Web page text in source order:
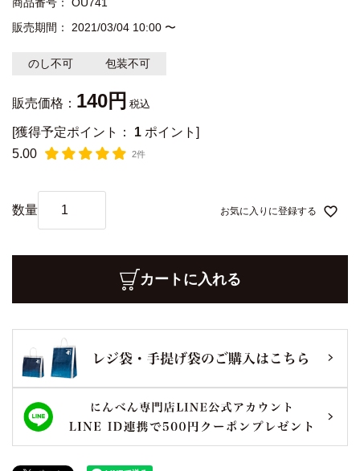
商品番号
OU741
販売期間
2021/03/04 10:00 〜
のし不可 包装不可
販売価格： 140 税込
[獲得予定ポイント： 1 ポイント]
5.00
2件
お気に入りに登録する
カートに入れる